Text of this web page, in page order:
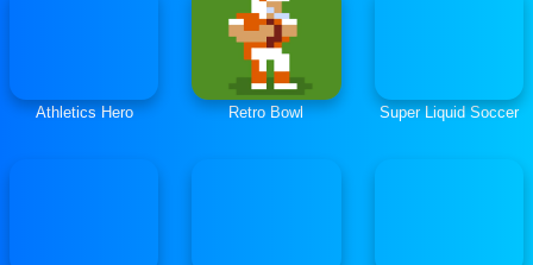
Athletics Hero Retro Bowl Super Liquid Soccer